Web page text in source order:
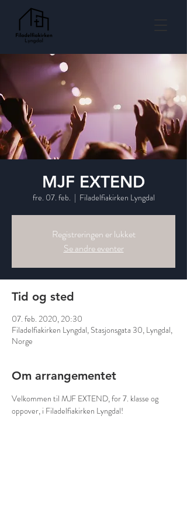
MJF EXTEND
fre. 07. feb.
  |
Filadelfiakirken Lyngdal
Registreringen er lukket
Se andre eventer
Tid og sted
07. feb. 2020, 20:30
Filadelfiakirken Lyngdal, Stasjonsgata 30, Lyngdal,
Norge
Om arrangementet
Velkommen til MJF EXTEND, for 7. klasse og
oppover, i Filadelfiakirken Lyngdal!